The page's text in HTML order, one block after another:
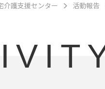
介護支援センター 活動報告